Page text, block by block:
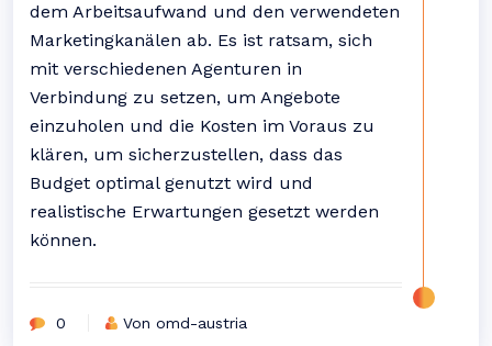
dem Arbeitsaufwand und den verwendeten
Marketingkanälen ab. Es ist ratsam, sich
mit verschiedenen Agenturen in
Verbindung zu setzen, um Angebote
einzuholen und die Kosten im Voraus zu
klären, um sicherzustellen, dass das
Budget optimal genutzt wird und
realistische Erwartungen gesetzt werden
können.
0 Von omd-austria